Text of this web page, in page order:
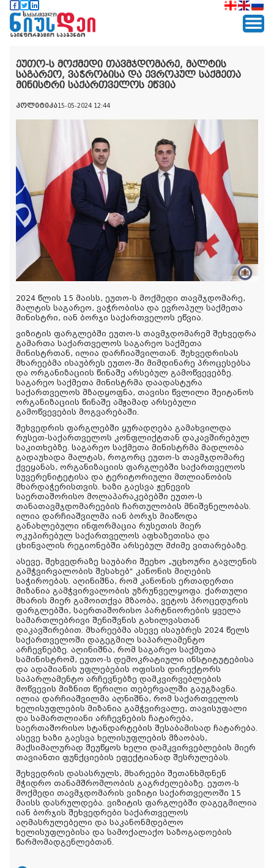
ეუთო-ს მოქმედი თავმჯდომარე, მალტის
საგარეო, ვაჭრობისა და ევროპულ საქმეთა
მინისტრი საქართველოს ეწვია
პოლიტიკა15-05-2024 12:44
2024 წლის 15 მაისს, ეუთო-ს მოქმედი თავმჯდომარე,
მალტის საგარეო, ვაჭრობისა და ევროპულ საქმეთა
მინისტრი, იან ბორჯი საქართველოს ეწვია.
ვიზიტის ფარგლებში ეუთო-ს თავმჯდომარემ შეხვედრა
გამართა საქართველოს საგარეო საქმეთა
მინისტრთან, ილია დარჩიაშვილთან. შეხვედრისას
მხარეებმა ისაუბრეს ეუთო-ში მიმდინარე პროცესებსა
და ორგანიზაციის წინაშე არსებულ გამოწვევებზე.
საგარეო საქმეთა მინისტრმა დაადასტურა
საქართველოს მზადყოფნა, თავისი წვლილი შეიტანოს
ორგანიზაციის წინაშე ამჟამად არსებული
გამოწვევების მოგვარებაში.
შეხვედრის ფარგლებში ყურადღება გამახვილდა
რუსეთ-საქართველოს კონფლიქტთან დაკავშირებულ
საკითხებზე. საგარეო საქმეთა მინისტრმა მადლობა
გადაუხადა მალტას, როგორც ეუთო-ს თავმჯდომარე
ქვეყანას, ორგანიზაციის ფარგლებში საქართველოს
სუვერენიტეტისა და ტერიტორიული მთლიანობის
მხარდაჭერისთვის. ხაზი გაესვა ჟენევის
საერთაშორისო მოლაპარაკებებში ეუთო-ს
თანათავმჯდომარეების ჩართულობის მნიშვნელობას.
ილია დარჩიაშვილმა იან ბორჯს მიაწოდა
განახლებული ინფორმაცია რუსეთის მიერ
ოკუპირებულ საქართველოს აფხაზეთისა და
ცხინვალის რეგიონებში არსებულ მძიმე ვითარებაზე.
ასევე, შეხვედრაზე საუბარი შეეხო „უცხოური გავლენის
გამჭვირვალობის შესახებ“ კანონის მიღების
საჭიროებას. აღინიშნა, რომ კანონის ერთადერთი
მიზანია გამჭვირვალობის უზრუნველყოფა. ქართული
მხარის მიერ გამოითქვა მზაობა, ვეტოს პროცედურის
ფარგლებში, საერთაშორისო პარტნიორების ყველა
სამართლებრივი შენიშვნის გახილვასთან
დაკავშირებით. მხარეებმა ასევე ისაუბრეს 2024 წელს
საქართველოში დაგეგმილ საპარლამენტო
არჩევნებზე. აღინიშნა, რომ საგარეო საქმეთა
სამინისტრომ, ეუთო-ს დემოკრატიული ინსტიტუტებისა
და ადამიანის უფლებების ოფისის დირექტორს
საპარლამენტო არჩევნებზე დამკვირვებლების
მოწვევის მიზნით წერილი თებერვალში გაუგზავნა.
ილია დარჩიაშვილმა აღნიშნა, რომ საქართველოს
ხელისუფლების მიზანია გამჭვირვალე, თავისუფალი
და სამართლიანი არჩევნების ჩატარება,
საერთაშორისო სტანდარტების შესაბამისად ჩატარება.
ასევე ხაზი გაესვა ხელისუფლების მზაობას,
მაქსიმალურად შეუწყოს ხელი დამკვირვებლების მიერ
თავიანთი ფუნქციების ეფექტიანად შესრულებას.
შეხვედრის დასასრულს, მხარეები შეთანხმდნენ
მჭიდრო თანამშრომლობის გაგრძელებაზე. ეუთო-ს
მოქმედი თავმჯდომარის ვიზიტი საქართველოში 15
მაისს დასრულდება. ვიზიტის ფარგლებში დაგეგმილია
იან ბორჯის შეხვედრები საქართველოს
აღმასრულებელი და საკანონმდებლო
ხელისუფლებისა და სამოქალაქო საზოგადოების
წარმომადგენლებთან.